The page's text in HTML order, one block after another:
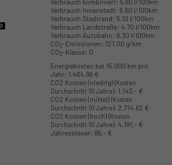
Verbrauch Innenstadt: 6,60 l/100km
Verbrauch Stadtrand: 5,10 l/100km
Verbrauch Landstraße: 4,70 l/100km
Verbrauch Autobahn: 6,30 l/100km
CO2-Emissionen: 127,00 g/km
CO2-Klasse: D
Energiekosten bei 15.000 km pro
Jahr: 1.464,96 €
CO2 Kosten (niedrig)(Kosten
Durchschnitt 10 Jahre): 1.143,- €
CO2 Kosten (mittel)(Kosten
Durchschnitt 10 Jahre): 2.714,62 €
CO2 Kosten (hoch)(Kosten
Durchschnitt 10 Jahre): 4.191,- €
Jahressteuer: 86,- €